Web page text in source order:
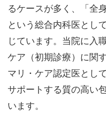
るケースが多く、「全
という総合内科医とし
じています。当院に入
ケア（初期診療）に関
マリ・ケア認定医とし
サポートする質の高い
います。